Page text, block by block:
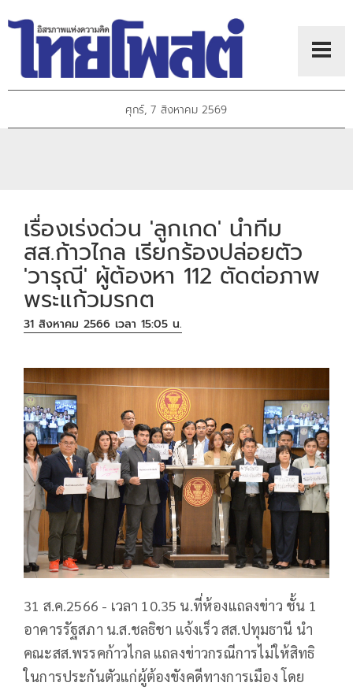
ศุกร์, 7 สิงหาคม 2569
เรื่องเร่งด่วน 'ลูกเกด' นำทีม
สส.ก้าวไกล เรียกร้องปล่อยตัว
'วารุณี' ผู้ต้องหา 112 ตัดต่อภาพ
พระแก้วมรกต
31 สิงหาคม 2566 เวลา 15:05 น.
31 ส.ค.2566 - เวลา 10.35 น.ที่ห้องแถลงข่าว ชั้น 1
อาคารรัฐสภา น.ส.ชลธิชา แจ้งเร็ว สส.ปทุมธานี นำ
คณะสส.พรรคก้าวไกล แถลงข่าวกรณีการไม่ให้สิทธิ
ในการประกันตัวแก่ผู้ต้องขังคดีทางการเมือง โดย